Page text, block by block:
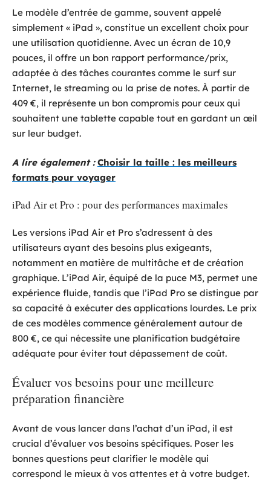
Le modèle d’entrée de gamme, souvent appelé
simplement « iPad », constitue un excellent choix pour
une utilisation quotidienne. Avec un écran de 10,9
pouces, il offre un bon rapport performance/prix,
adaptée à des tâches courantes comme le surf sur
Internet, le streaming ou la prise de notes. À partir de
409 €, il représente un bon compromis pour ceux qui
souhaitent une tablette capable tout en gardant un œil
sur leur budget.
A lire également : Choisir la taille : les meilleurs
formats pour voyager
iPad Air et Pro : pour des performances maximales
Les versions iPad Air et Pro s’adressent à des
utilisateurs ayant des besoins plus exigeants,
notamment en matière de multitâche et de création
graphique. L’iPad Air, équipé de la puce M3, permet une
expérience fluide, tandis que l’iPad Pro se distingue par
sa capacité à exécuter des applications lourdes. Le prix
de ces modèles commence généralement autour de
800 €, ce qui nécessite une planification budgétaire
adéquate pour éviter tout dépassement de coût.
Évaluer vos besoins pour une meilleure
préparation financière
Avant de vous lancer dans l’achat d’un iPad, il est
crucial d’évaluer vos besoins spécifiques. Poser les
bonnes questions peut clarifier le modèle qui
correspond le mieux à vos attentes et à votre budget.